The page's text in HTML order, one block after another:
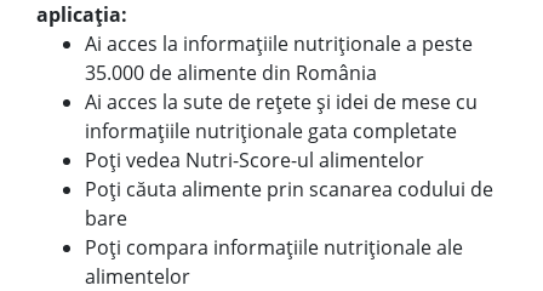
aplicația:
Ai acces la informațiile nutriționale a peste
35.000 de alimente din România
Ai acces la sute de rețete și idei de mese cu
informațiile nutriționale gata completate
Poți vedea Nutri-Score-ul alimentelor
Poți căuta alimente prin scanarea codului de
bare
Poți compara informațiile nutriționale ale
alimentelor